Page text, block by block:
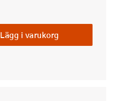
Lägg i varukorg